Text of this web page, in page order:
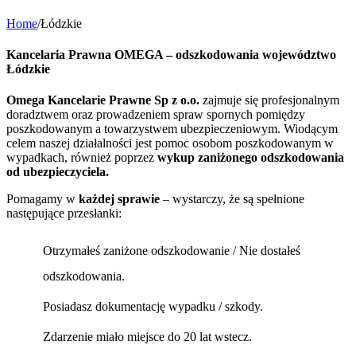
Home/Łódzkie
Kancelaria Prawna OMEGA – odszkodowania województwo
Łódzkie
Omega Kancelarie Prawne Sp z o.o. zajmuje się profesjonalnym
doradztwem oraz prowadzeniem spraw spornych pomiędzy
poszkodowanym a towarzystwem ubezpieczeniowym. Wiodącym
celem naszej działalności jest pomoc osobom poszkodowanym w
wypadkach, również poprzez wykup zaniżonego odszkodowania
od ubezpieczyciela.
Pomagamy w każdej sprawie – wystarczy, że są spełnione
następujące przesłanki:
Otrzymałeś zaniżone odszkodowanie / Nie dostałeś
odszkodowania.
Posiadasz dokumentację wypadku / szkody.
Zdarzenie miało miejsce do 20 lat wstecz.